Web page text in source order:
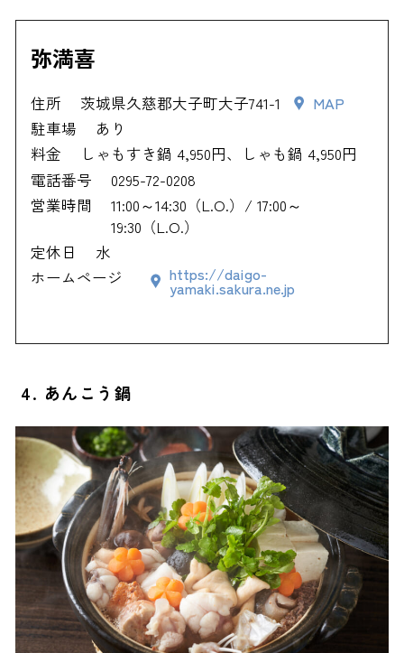
弥満喜
住所 茨城県久慈郡大子町大子741-1
MAP
駐車場
あり
料金
しゃもすき鍋 4,950円、しゃも鍋 4,950円
電話番号
0295-72-0208
営業時間
11:00～14:30（L.O.）/ 17:00～
19:30（L.O.）
定休日
水
ホームページ
https://daigo-
yamaki.sakura.ne.jp
4. あんこう鍋